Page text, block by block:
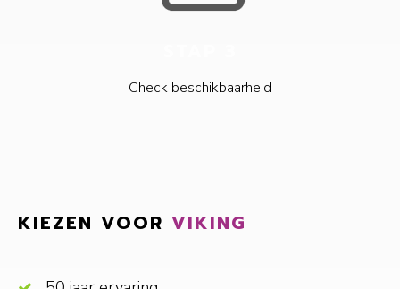
Check beschikbaarheid
KIEZEN VOOR VIKING